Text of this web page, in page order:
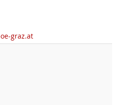
graz.at